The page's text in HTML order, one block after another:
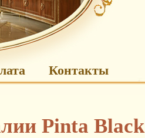
Контакты
Pinta Black